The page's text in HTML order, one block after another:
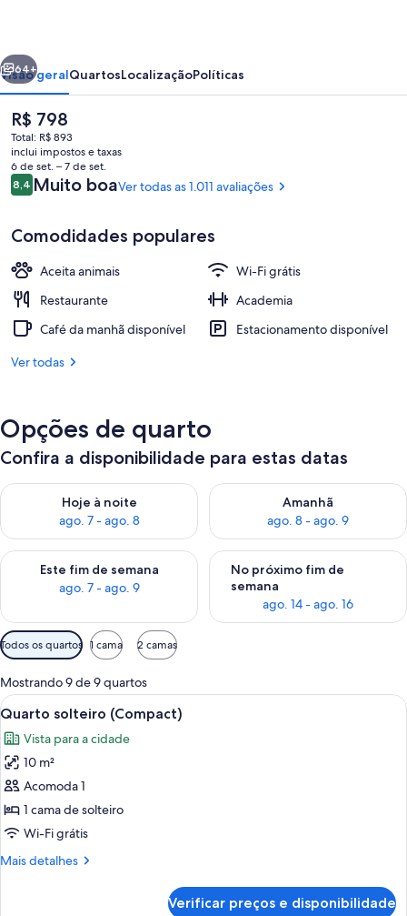
Restaurante
Próximo
64+
Visão geralQuartosLocalizaçãoPolíticas
O
preço
atual
é
R$ 798
R$ 798
Total: R$ 893
inclui impostos e taxas
6 de set. – 7 de set.
Avaliações
8,48,4 de 10
Muito boaVer todas as 1.011 avaliações
Comodidades populares
Aceita animais
Wi-Fi grátis
Restaurante
Academia
Café da manhã disponível
Estacionamento disponível
Ver todas
Opções de quarto
Confira a disponibilidade para estas datas
Hoje à noite
ago. 7 - ago. 8
Verifica a disponibilidade para esta noite, ago. 7 - ago. 8
Amanhã
ago. 8 - ago. 9
Verifica a disponibilidade
Este fim de semana
ago. 7 - ago. 9
Verifica a disponibilidade para este fim de semana, ago. 7 -
No próximo fim de
semana
ago. 14 - ago. 16
Verifica a disponibilidade
Filtros
disponíveis
para
os
quartos
Todos os quartos 1 cama 2 camas
Mostrando 9 de 9 quartos
Carrega
todas
as
fotos
de
Quarto
solteiro
Uma cama bem arrumada com
13
Quarto solteiro (Compact)
Vista para a cidade
10 m²
Acomoda 1
1 cama de solteiro
Wi-Fi grátis
Mais detalhes
Mais
Verificar preços e disponibilidade